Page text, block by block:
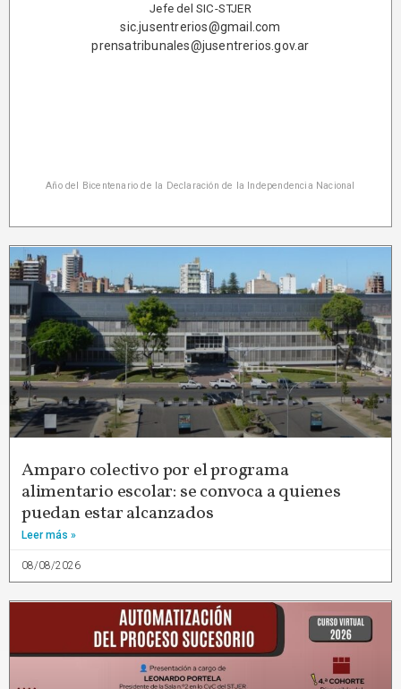
Jefe del SIC-STJER
sic.jusentrerios@gmail.com
prensatribunales@jusentrerios.gov.ar
Año del Bicentenario de la Declaración de la Independencia Nacional
Amparo colectivo por el programa
alimentario escolar: se convoca a quienes
puedan estar alcanzados
Leer más »
08/08/2026